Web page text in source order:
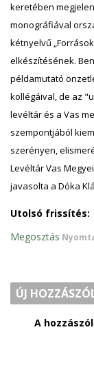
keretében
monográfiával
kétnyelvű
elkészítésének.
példamutató
kollégáival, de az
levéltár és a Vas
szempontjából
szerényen,
Levéltár Vas
javasolta a Dóka
Utolsó frissítés:
Megosztás
ÚJ
A